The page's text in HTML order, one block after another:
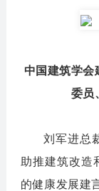
中国建筑学会
委员
刘军进总
助推建筑改造
的健康发展建